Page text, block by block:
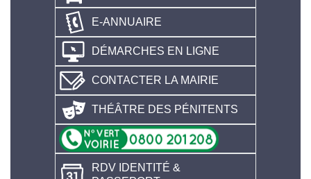
E-ANNUAIRE
DÉMARCHES EN LIGNE
CONTACTER LA MAIRIE
THÉÂTRE DES PÉNITENTS
RDV IDENTITÉ &